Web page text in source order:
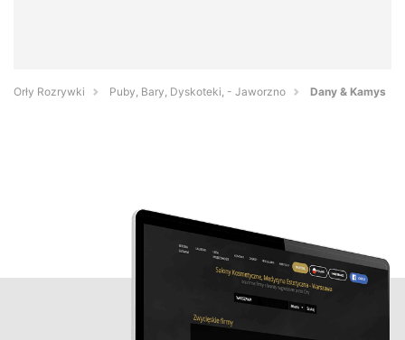
Orły Rozrywki Puby, Bary, Dyskoteki, - Jaworzno Dany & Kamys